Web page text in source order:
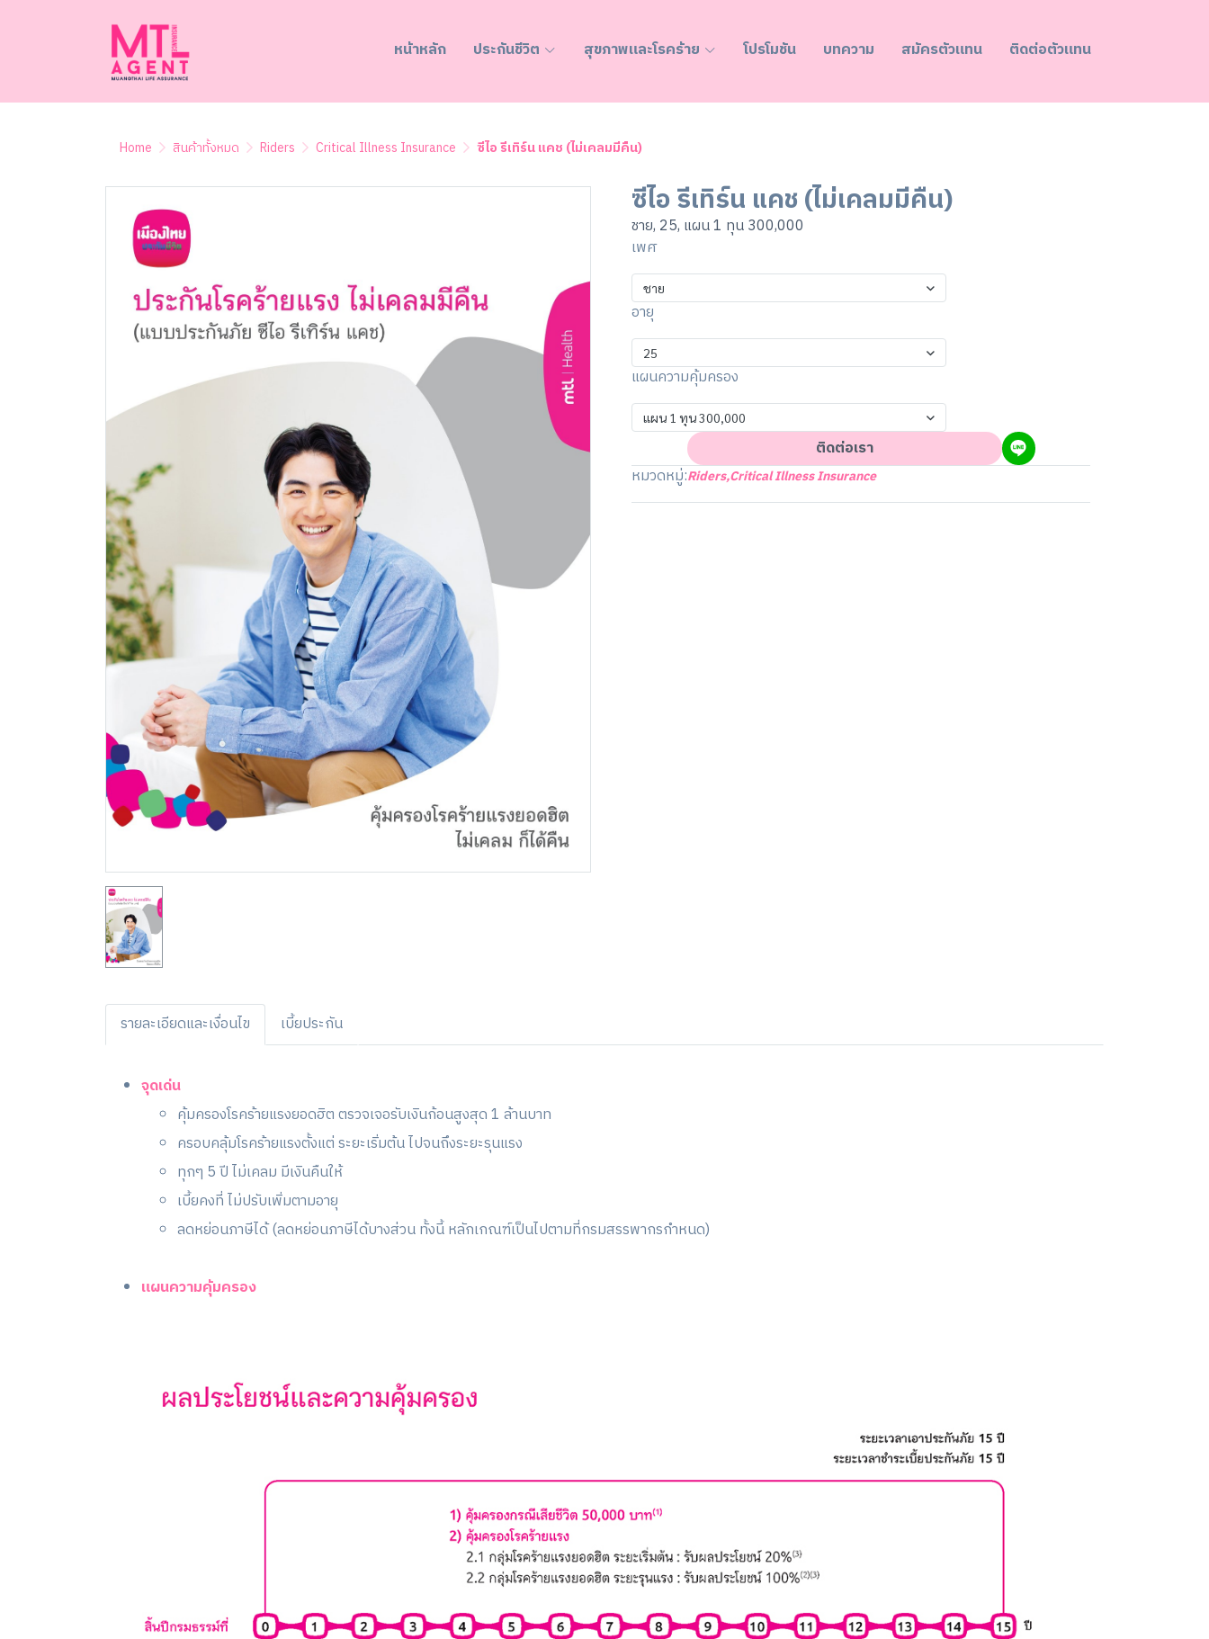
หน้าหลัก ประกันชีวิต สุขภาพและโรคร้าย โปรโมชัน บทความ สมัครตัวแทน ติดต่อตัวแทน
Home สินค้าทั้งหมด Riders Critical Illness Insurance ซีไอ รีเทิร์น แคช (ไม่เคลมมีคืน)
ซีไอ รีเทิร์น แคช (ไม่เคลมมีคืน)
ชาย, 25, แผน 1 ทุน 300,000
เพศ
ชาย
อายุ
25
แผนความคุ้มครอง
แผน 1 ทุน 300,000
ติดต่อเรา
หมวดหมู่:Riders,Critical Illness Insurance
รายละเอียดและเงื่อนไข เบี้ยประกัน
จุดเด่น
คุ้มครองโรคร้ายแรงยอดฮิต ตรวจเจอรับเงินก้อนสูงสุด 1 ล้านบาท
ครอบคลุ้มโรคร้ายแรงตั้งแต่ ระยะเริ่มต้น ไปจนถึงระยะรุนแรง
ทุกๆ 5 ปี ไม่เคลม มีเงินคืนให้
เบี้ยคงที่ ไม่ปรับเพิ่มตามอายุ
ลดหย่อนภาษีได้ (ลดหย่อนภาษีได้บางส่วน ทั้งนี้ หลักเกณฑ์เป็นไปตามที่กรมสรรพากรกำหนด)
แผนความคุ้มครอง